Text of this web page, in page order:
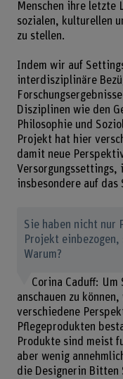
Menschen ihre letzte
sozialen, kulturellen
zu stellen.
Indem wir auf
interdisziplinäre
Disziplinen wie den
Philosophie und
Projekt hat hier
damit neue
Versorgungssettings,
insbesondere auf
Sie haben nicht nur
Projekt einbezogen,
Warum?
Corina Caduff:
anschauen zu
verschiedene
Pflegeprodukten
Produkte sind meist
aber wenig
die Designerin Bitten